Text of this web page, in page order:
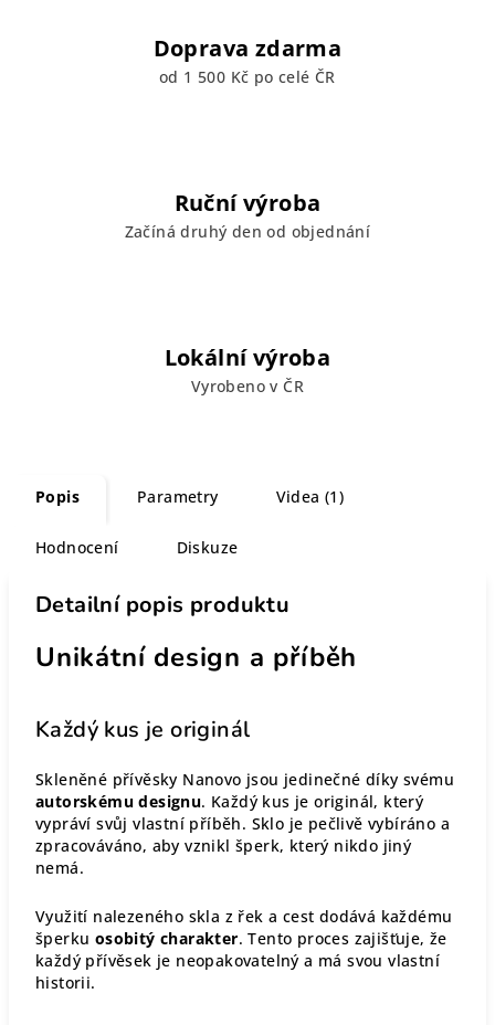
Doprava zdarma
od 1 500 Kč po celé ČR
Ruční výroba
Začíná druhý den od objednání
Lokální výroba
Vyrobeno v ČR
Popis Parametry Videa (1)
Hodnocení Diskuze
Detailní popis produktu
Unikátní design a příběh
Každý kus je originál
Skleněné přívěsky Nanovo jsou jedinečné díky svému
autorskému designu. Každý kus je originál, který
vypráví svůj vlastní příběh. Sklo je pečlivě vybíráno a
zpracováváno, aby vznikl šperk, který nikdo jiný
nemá.
Využití nalezeného skla z řek a cest dodává každému
šperku osobitý charakter. Tento proces zajišťuje, že
každý přívěsek je neopakovatelný a má svou vlastní
historii.